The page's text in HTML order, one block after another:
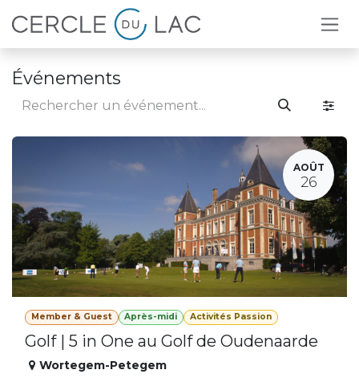
Se rendre au contenu
Événements
AOÛT
26
Member & Guest Après-midi Activités Passion
Golf | 5 in One au Golf de Oudenaarde
Wortegem-Petegem